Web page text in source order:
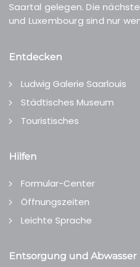
Saartal gelegen. Die
und Luxembourg sind nur
Entdecken
Ludwig Galerie Saarlouis
Städtisches Museum
Touristisches
Hilfen
Formular-Center
Öffnungszeiten
Leichte Sprache
Entsorgung und Abwasser